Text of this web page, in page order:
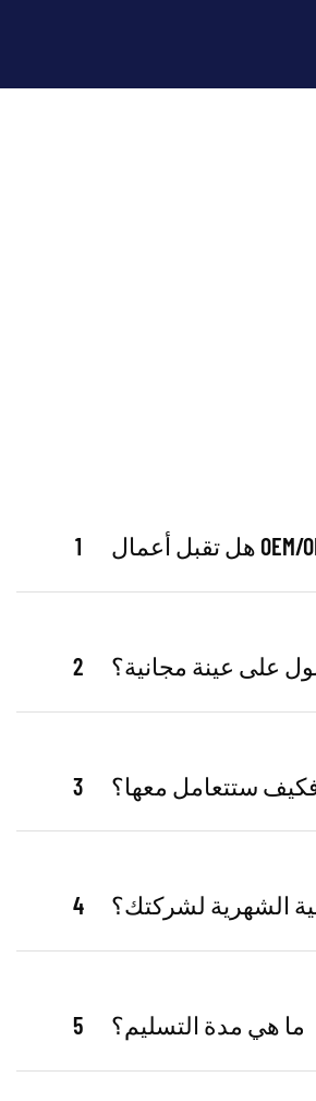
1
2 على عينة مجانية؟
3 فكيف ستتعامل معها؟
4 الشهرية لشركتك؟
5 ما هي مدة التسليم؟